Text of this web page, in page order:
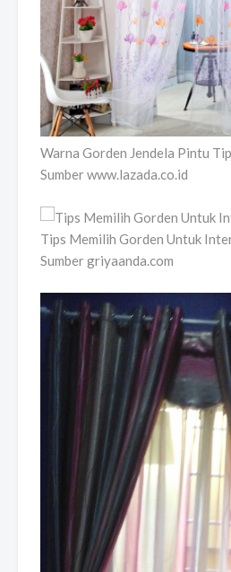
Warna Gorden Jendela Pintu
Sumber www.lazada.co.id
Tips Memilih Gorden Untuk
Sumber griyaanda.com